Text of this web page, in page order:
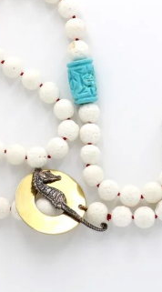
ΤΟ ΚΌΣΜΗΜΑ